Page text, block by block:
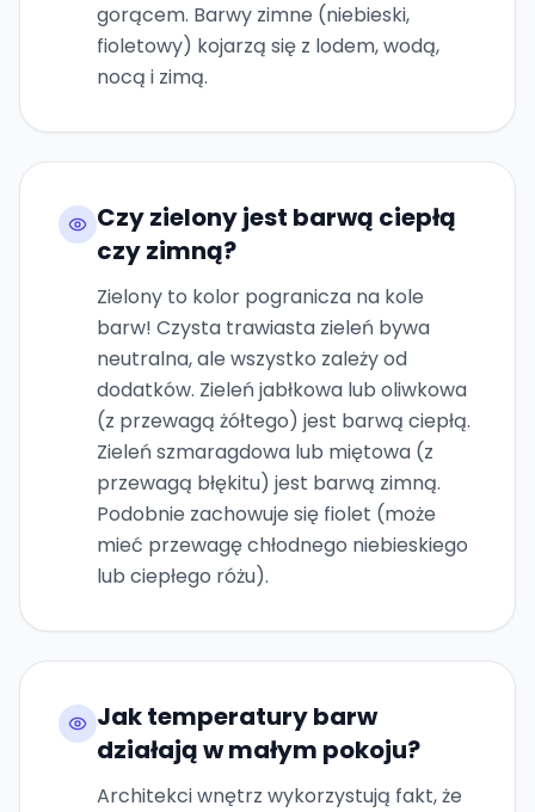
gorącem. Barwy zimne (niebieski,
fioletowy) kojarzą się z lodem, wodą,
nocą i zimą.
Czy zielony jest barwą ciepłą
czy zimną?
Zielony to kolor pogranicza na kole
barw! Czysta trawiasta zieleń bywa
neutralna, ale wszystko zależy od
dodatków. Zieleń jabłkowa lub oliwkowa
(z przewagą żółtego) jest barwą ciepłą.
Zieleń szmaragdowa lub miętowa (z
przewagą błękitu) jest barwą zimną.
Podobnie zachowuje się fiolet (może
mieć przewagę chłodnego niebieskiego
lub ciepłego różu).
Jak temperatury barw
działają w małym pokoju?
Architekci wnętrz wykorzystują fakt, że